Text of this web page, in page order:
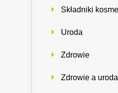
Składniki
Uroda
Zdrowie
Zdrowie a uroda